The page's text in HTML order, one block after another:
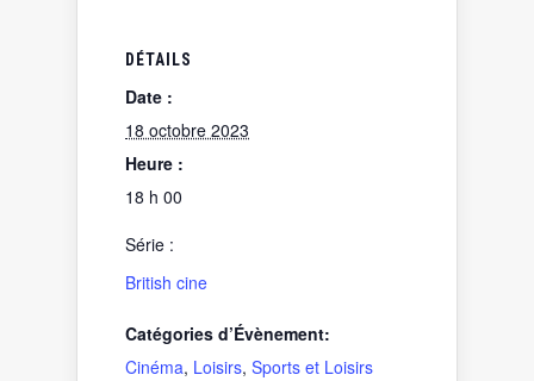
DÉTAILS
Date :
18 octobre 2023
Heure :
18 h 00
Série :
British cine
Catégories d’Évènement:
Cinéma, Loisirs, Sports et Loisirs